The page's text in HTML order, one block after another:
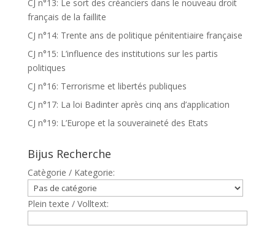
CJ n°13: Le sort des créanciers dans le nouveau droit
français de la faillite
CJ n°14: Trente ans de politique pénitentiaire française
CJ n°15: L’influence des institutions sur les partis
politiques
CJ n°16: Terrorisme et libertés publiques
CJ n°17: La loi Badinter après cinq ans d’application
CJ n°19: L’Europe et la souveraineté des Etats
Bijus Recherche
Catègorie / Kategorie:
Plein texte / Volltext: